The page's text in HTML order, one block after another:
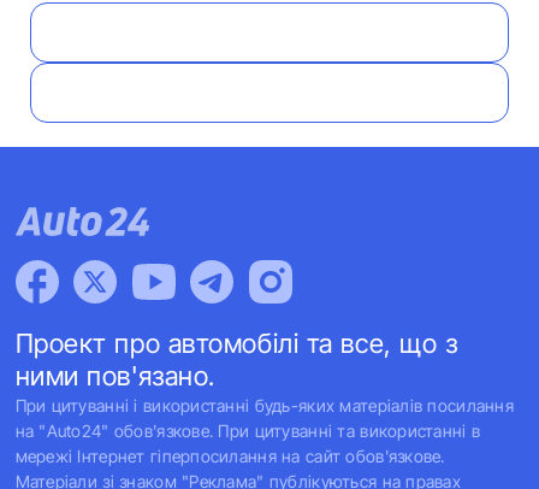
Проект про автомобілі та все, що з
ними пов'язано.
При цитуванні і використанні будь-яких матеріалів посилання
на "Auto24" обов'язкове. При цитуванні та використанні в
мережі Інтернет гіперпосилання на сайт обов'язкове.
Матеріали зі знаком "Реклама" публікуються на правах